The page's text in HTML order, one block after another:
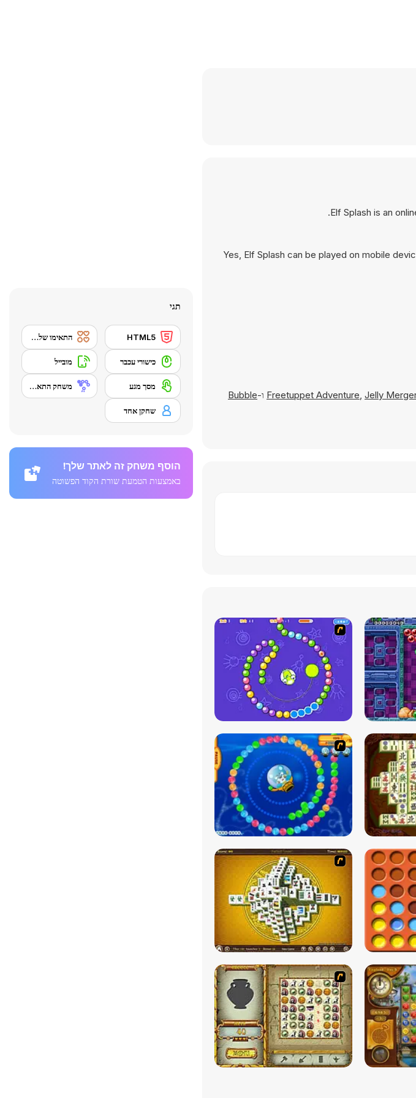
Elf Splash is an
Yes, Elf Splash can be played on mobile
Freetuppet Adventure, Jelly ו-Bubble
תגי
HTML5 התאימו שלשה
כישורי עכבר מובייל
מסך מגע משחק התאמה
שחקן אחד
הוסף משחק זה לאתר שלך!
באמצעות הטמעת שורת הקוד הפשוטה